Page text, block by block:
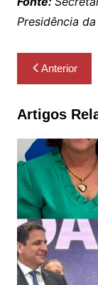
Presidência
Navegação
de
Post
Anterior
Artigos